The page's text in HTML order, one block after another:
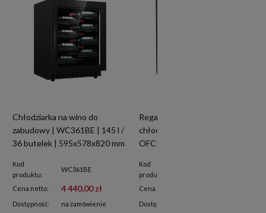
Chłodziarka na wino do
zabudowy | WC361BE | 145 l /
36 butelek | 595x578x820 mm
Kod
produktu:
WC361BE
Cena netto: 4 440,00 zł
Dostępność: na zamówienie
Regał chłodniczy | witryna
chłodnicza otwarta
OFC120BG | 422 l
Kod
produktu:
Cena netto:
Dostępność: